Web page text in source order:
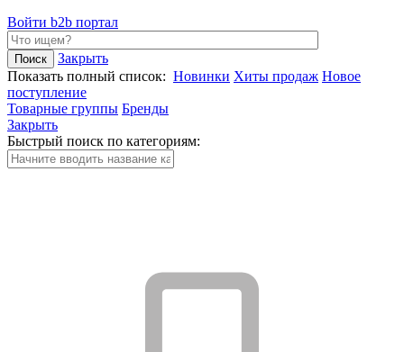
Войти b2b портал
Закрыть
Показать полный список: Новинки Хиты продаж Новое
поступление
Товарные группы Бренды
Закрыть
Быстрый поиск по категориям: